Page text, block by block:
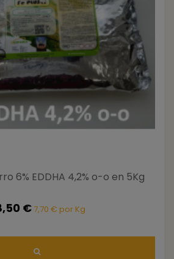
6% EDDHA 4,2% o-o en 5Kg
€ 7,70 € por Kg